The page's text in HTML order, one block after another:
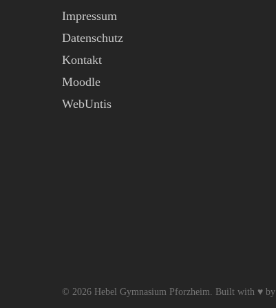
Impressum
Datenschutz
Kontakt
Moodle
WebUntis
© 2026 Hebel Gymnasium Pforzheim. Built with ♥ by